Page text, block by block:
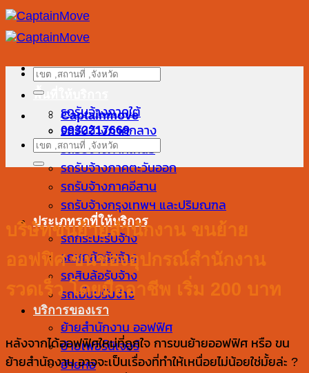
ข้าม
ไป
เนื้อหา
พื้นที่ให้บริการ
รถรับจ้างภาคใต้
รถรับจ้างภาคกลาง
รถรับจ้างภาคเหนือ
รถรับจ้างภาคตะวันออก
รถรับจ้างภาคอีสาน
รถรับจ้างกรุงเทพฯ และปริมณฑล
ประเภทรถที่ให้บริการ
รถกระบะรับจ้าง
รถหกล้อรับจ้าง
รถสิบล้อรับจ้าง
รถเฮี๊ยบรับจ้าง
บริการของเรา
ย้ายสำนักงาน ออฟฟิศ
ย้ายเฟอร์นิเจอร์
ย้ายหอ
ค้นหา:
Captainmove
0932217669
ค้นหา:
บริษัทขนย้ายสำนักงาน ขนย้าย
ออฟฟิศ ขนของอุปกรณ์สำนักงาน
รวดเร็ว โดยมืออาชีพ เริ่ม 200 บาท
หลังจากได้ออฟฟิศใหม่ที่ถูกใจ การขนย้ายออฟฟิศ หรือ ขน
ย้ายสำนักงาน อาจจะเป็นเรื่องที่ทำให้เหนื่อยไม่น้อยใช่มั้ยล่ะ ?